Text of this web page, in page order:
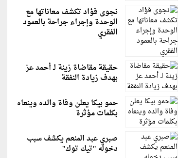
نجوى فؤاد تكشف معاناتها مع
الوحدة وإجراء جراحة بالعمود
الفقري
حقيقة مقاضاة زينة لـ أحمد عز
بهدف زيادة النفقة
حمو بيكا يعلن وفاة والده وينعاه
بكلمات مؤثرة
صبري عبد المنعم يكشف سبب
دخوله "تيك توك"